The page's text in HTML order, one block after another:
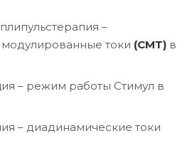
–
токи (СМТ) в
– режим работы Стимул в
– диадинамические токи